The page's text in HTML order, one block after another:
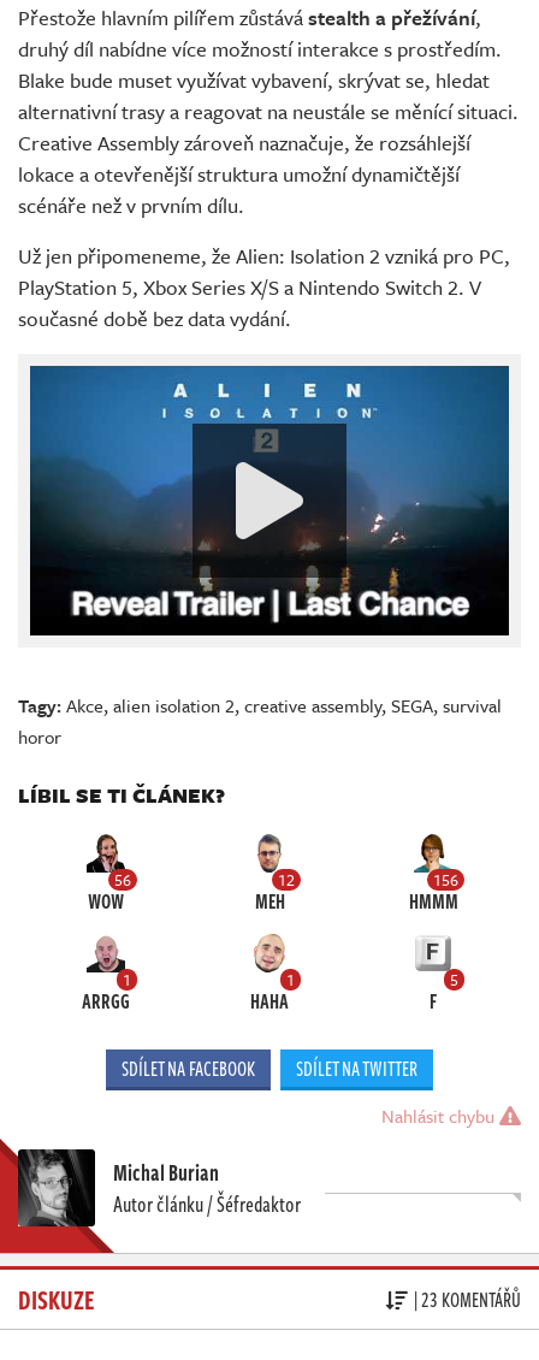
Přestože hlavním pilířem zůstávástealth a přežívání,
druhý díl nabídne více možností interakce s prostředím.
Blake bude muset využívat vybavení, skrývat se, hledat
alternativní trasy a reagovat na neustále se měnící situaci.
Creative Assembly zároveň naznačuje, že rozsáhlejší
lokace a otevřenější struktura umožní dynamičtější
scénáře než v prvním dílu.
Už jen připomeneme, že Alien: Isolation 2 vzniká pro PC,
PlayStation 5, Xbox Series X/S a Nintendo Switch 2. V
současné době bez data vydání.
Tagy:Akce,alien isolation 2,creative assembly,SEGA,survival
horor
LÍBIL SE TI ČLÁNEK?
56
WOW
12
MEH
156
HMMM
1
ARRGG
1
HAHA
5
F
SDÍLET NA FACEBOOK SDÍLET NA TWITTER
Nahlásit chybu
Michal Burian
Autor článku / Šéfredaktor
DISKUZE | 23 KOMENTÁŘŮ